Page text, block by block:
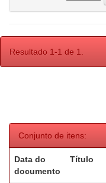
Resultado 1-1 de 1.
Conjunto de itens:
Data do
documento
Título